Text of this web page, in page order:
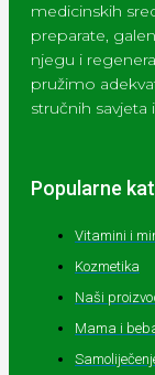
medicinskih
preparate,
njegu i
pružimo
stručnih savjeta
Popularne
Vitamini i
Kozmetika
Naši
Mama i